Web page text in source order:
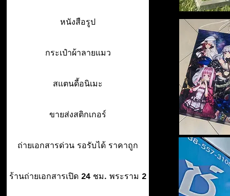
หนังสือรูป
กระเป๋าผ้าลายแมว
สแตนดี้อนิเมะ
ขายส่งสติกเกอร์
ถ่ายเอกสารด่วน รอรับได้ ราคาถูก
ร้านถ่ายเอกสารเปิด 24 ชม. พระราม 2